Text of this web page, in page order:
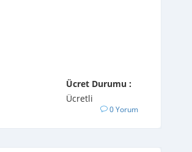
Ücret Durumu :
Ücretli
0 Yorum